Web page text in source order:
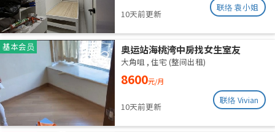
10天前更新
联络 袁小姐
基本会员 奥运站海桃湾中房找女生室友
大角咀 , 住宅 (整间出租)
8600元/月
10天前更新
联络 Vivian